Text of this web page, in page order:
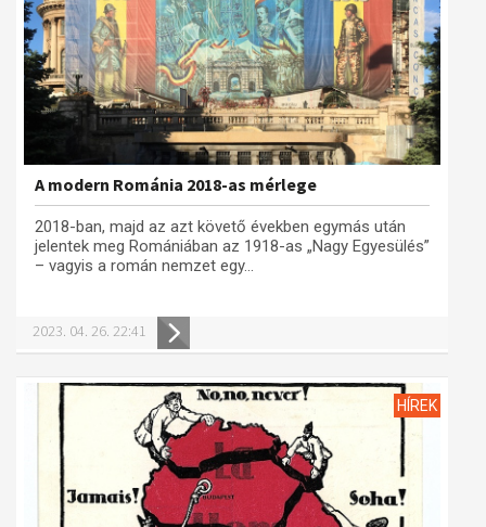
A modern Románia 2018-as mérlege
2018-ban, majd az azt követő években egymás után
jelentek meg Romániában az 1918-as „Nagy Egyesülés”
– vagyis a román nemzet egy...
2023. 04. 26. 22:41
HÍREK